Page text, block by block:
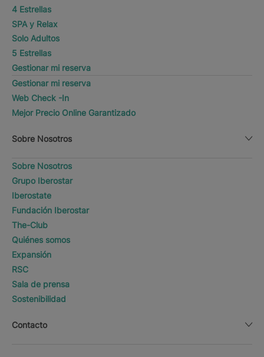
4 Estrellas
SPA y Relax
Solo Adultos
5 Estrellas
Gestionar mi reserva
Gestionar mi reserva
Web Check -In
Mejor Precio Online Garantizado
Sobre Nosotros
Sobre Nosotros
Grupo Iberostar
Iberostate
Fundación Iberostar
The-Club
Quiénes somos
Expansión
RSC
Sala de prensa
Sostenibilidad
Contacto